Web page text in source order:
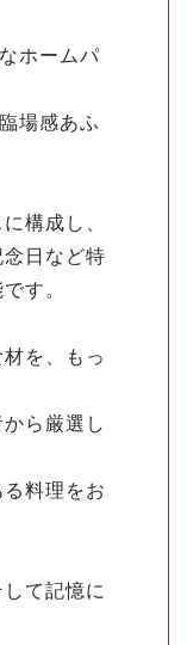
ホームパ
場感あふ
構成し、
日など特
す。
を、もっ
ら厳選し
料理をお
て記憶に